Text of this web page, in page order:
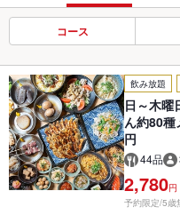
コース
飲み放題
日～木曜
ん約80
円
44品
2,780円
予約限定/5歳